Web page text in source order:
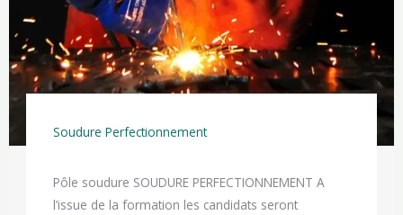
Soudure Perfectionnement
Pôle soudure SOUDURE PERFECTIONNEMENT A
l’issue de la formation les candidats seront